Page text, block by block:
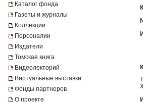
Каталог фонда
Газеты и журналы
Коллекции
Персоналии
Издатели
Томская книга
Видеолекторий
Виртуальные выставки
Фонды партнеров
О проекте